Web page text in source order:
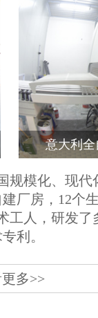
意大利
规模化、现代
厂房，12个
工人，研发了
利。
多>>